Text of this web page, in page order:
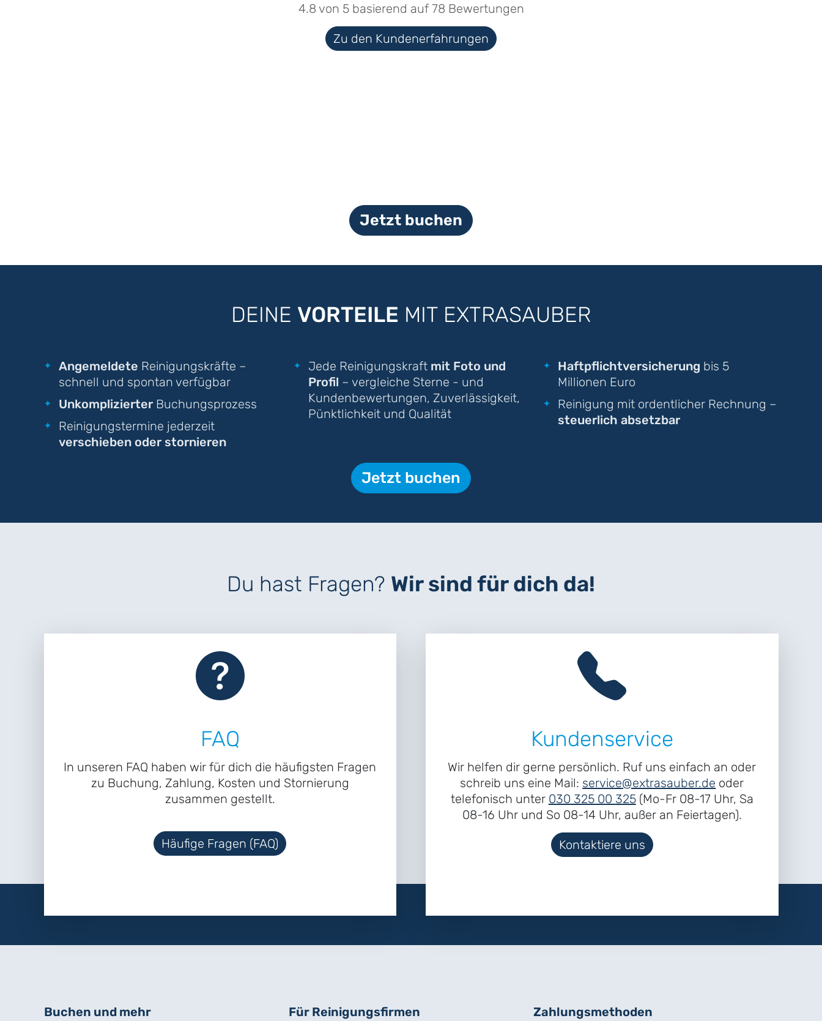
4.8 von 5basierend auf 78 Bewertungen
Zu den Kundenerfahrungen
Jetzt buchen
DEINE VORTEILE MIT EXTRASAUBER
Angemeldete Reinigungskräfte –
schnell und spontan verfügbar
UnkomplizierterBuchungsprozess
Reinigungstermine jederzeit
verschieben oder stornieren
Jede Reinigungskraft mit Foto und
Profil – vergleiche Sterne - und
Kundenbewertungen, Zuverlässigkeit,
Pünktlichkeit und Qualität
Haftpflichtversicherung bis 5
Millionen Euro
Reinigung mit ordentlicher Rechnung –
steuerlich absetzbar
Jetzt buchen
Du hast Fragen? Wir sind für dich da!
FAQ
In unseren FAQ haben wir für dich die häufigsten Fragen
zu Buchung, Zahlung, Kosten und Stornierung
zusammen gestellt.
Häufige Fragen (FAQ)
Kundenservice
Wir helfen dir gerne persönlich. Ruf uns einfach an oder
schreib uns eine Mail: service@extrasauber.de oder
telefonisch unter 030 325 00 325(Mo-Fr 08-17 Uhr, Sa
08-16 Uhr und So 08-14 Uhr, außer an Feiertagen).
Kontaktiere uns
Buchen und mehr Für Reinigungs­firmen Zahlungs­methoden